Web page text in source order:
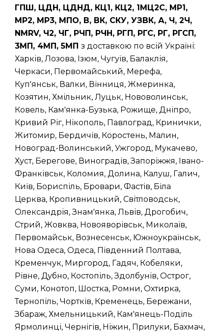
ГПШ, ЦДН, ЦДНД, КЦ1, КЦ2, 1МЦ2С, МР1,
МР2, МР3, МПО, В, ВК, СКУ, УЗВК, А, Ч, 2Ч,
NMRV, Ч2, ЧГ, РЧП, РЧН, РГП, РГС, РГ, РГСП,
3МП, 4МП, 5МП з доставкою по всій Україні:
Харків, Лозова, Ізюм, Чугуїв, Балаклія,
Черкаси, Первомайський, Мерефа,
Куп'янськ, Валки, Вінниця, Жмеринка,
Козятин, Хмільник, Луцьк, Нововолинськ,
Ковель, Кам'янка-Бузька, Рожище, Дніпро,
Кривий Ріг, Нікополь, Павлоград, Кринички,
Житомир, Бердичів, Коростень, Малин,
Новоград-Волинський, Ужгород, Мукачево,
Хуст, Берегове, Виноградів, Запоріжжя, Івано-
Франківськ, Коломия, Долина, Калуш, Галич,
Київ, Бориспіль, Бровари, Фастів, Біла
Церква, Кропивницький, Світловодськ,
Олександрія, Знам'янка, Львів, Дрогобич,
Стрий, Жовква, Новояворівськ, Миколаїв,
Первомайськ, Вознесенськ, Южноукраїнськ,
Нова Одеса, Одеса, Південний Полтава,
Кременчук, Миргород, Гадяч, Кобеляки,
Рівне, Дубно, Костопіль, Здолбунів, Острог,
Суми, Конотоп, Шостка, Ромни, Охтирка,
Тернопіль, Чортків, Кременець, Бережани,
Збараж, Хмельницький, Кам'янець-Поділь
Ярмолинці, Чернігів, Ніжин, Прилуки, Бахмач,